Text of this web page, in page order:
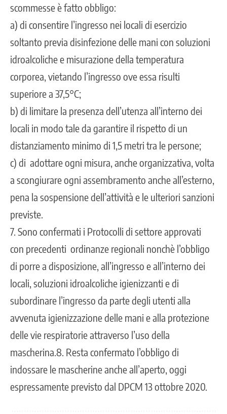
scommesse è fatto obbligo:
a) di consentire l’ingresso nei locali di esercizio
soltanto previa disinfezione delle mani con soluzioni
idroalcoliche e misurazione della temperatura
corporea, vietando l’ingresso ove essa risulti
superiore a 37,5°C;
b) di limitare la presenza dell’utenza all’interno dei
locali in modo tale da garantire il rispetto di un
distanziamento minimo di 1,5 metri tra le persone;
c) di adottare ogni misura, anche organizzativa, volta
a scongiurare ogni assembramento anche all’esterno,
pena la sospensione dell’attività e le ulteriori sanzioni
previste.
7. Sono confermati i Protocolli di settore approvati
con precedenti ordinanze regionali nonchè l’obbligo
di porre a disposizione, all’ingresso e all’interno dei
locali, soluzioni idroalcoliche igienizzanti e di
subordinare l’ingresso da parte degli utenti alla
avvenuta igienizzazione delle mani e alla protezione
delle vie respiratorie attraverso l’uso della
mascherina.8. Resta confermato l’obbligo di
indossare le mascherine anche all’aperto, oggi
espressamente previsto dal DPCM 13 ottobre 2020.